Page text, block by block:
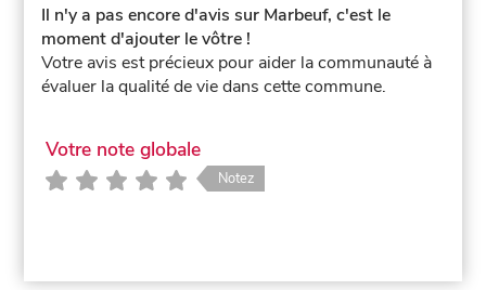
Il n'y a pas encore d'avis sur Marbeuf, c'est le
moment d'ajouter le vôtre !
Votre avis est précieux pour aider la communauté à
évaluer la qualité de vie dans cette commune.
Votre note globale
Notez